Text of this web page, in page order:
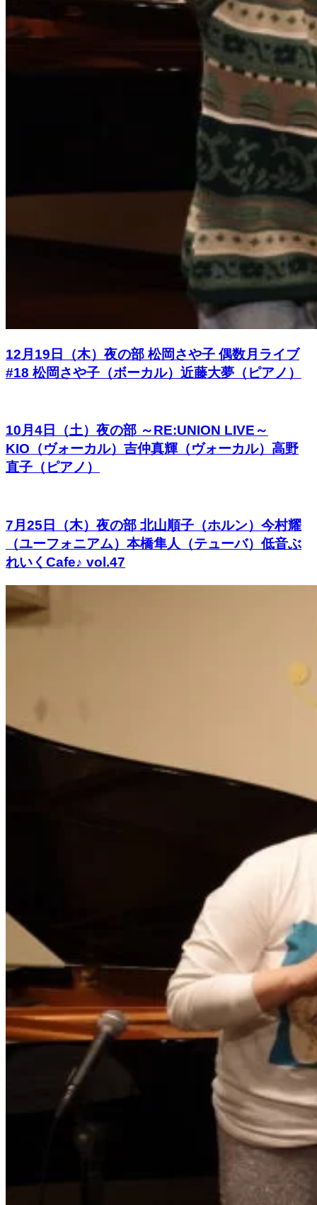
12月19日（木）夜の部 松岡さや⼦ 偶数⽉ライブ
#18 松岡さや子（ボーカル）近藤大夢（ピアノ）
10月4日（土）夜の部 ～RE:UNION LIVE～
KIO（ヴォーカル）吉仲真輝（ヴォーカル）高野
直子（ピアノ）
7月25日（木）夜の部 北山順子（ホルン）今村耀
（ユーフォニアム）本橋隼人（テューバ）低音ぶ
れいくCafe♪ vol.47